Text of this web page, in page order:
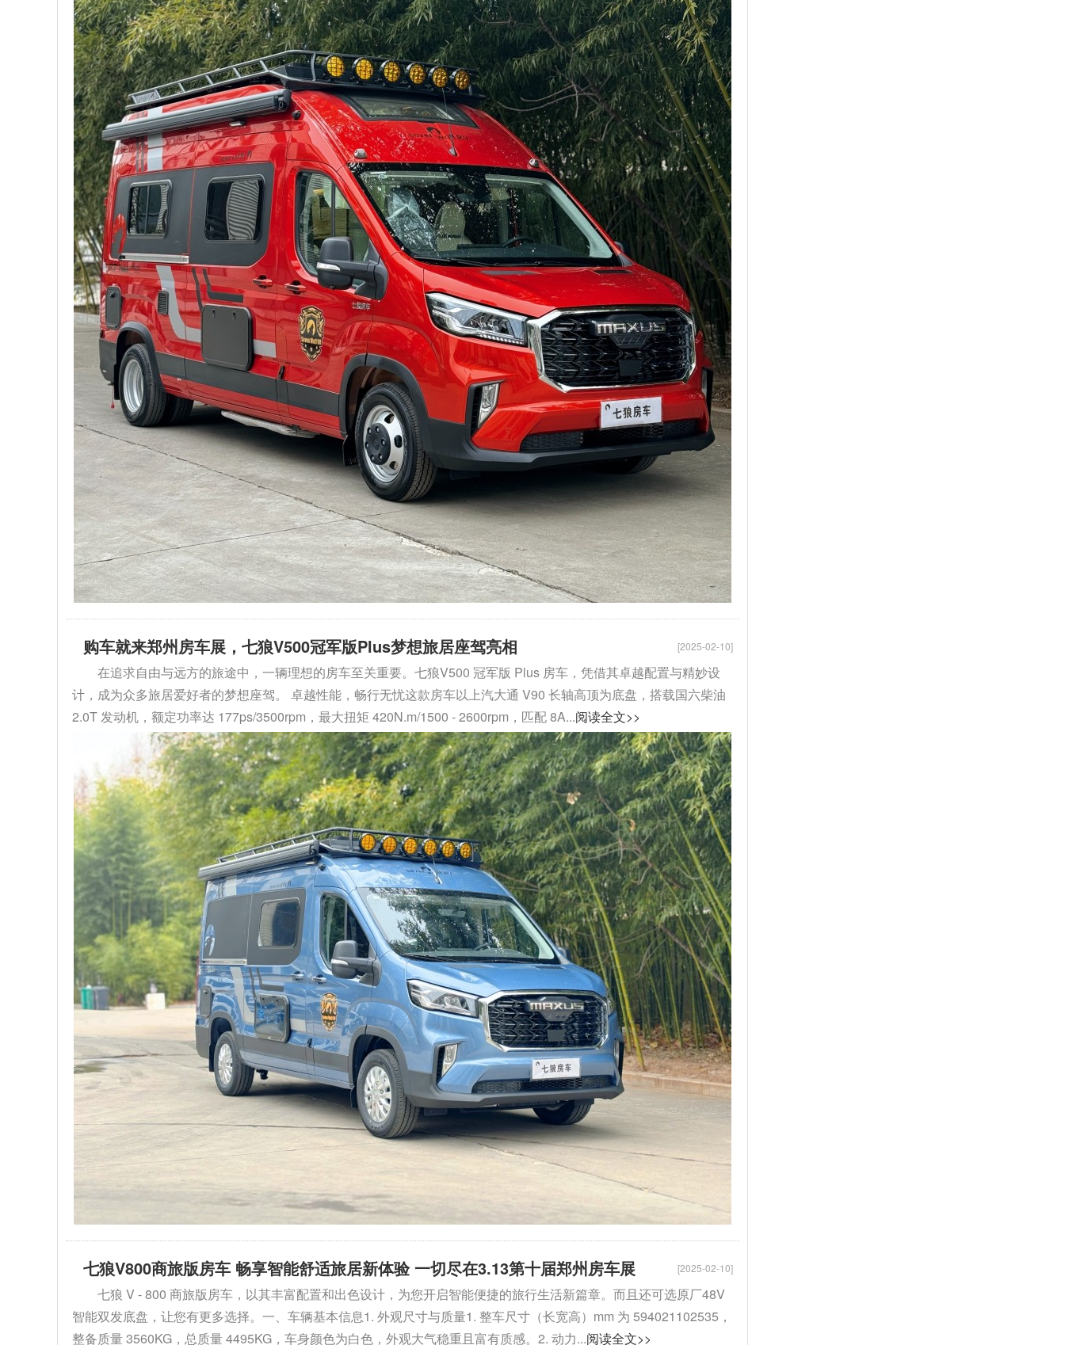
购车就来郑州房车展，七狼V500冠军版Plus梦想旅居座驾亮相 [2025-02-10]
在追求自由与远方的旅途中，一辆理想的房车至关重要。七狼V500 冠军版 Plus 房车，凭借其卓越配置与精妙设
计，成为众多旅居爱好者的梦想座驾。 卓越性能，畅行无忧这款房车以上汽大通 V90 长轴高顶为底盘，搭载国六柴油
2.0T 发动机，额定功率达 177ps/3500rpm，最大扭矩 420N.m/1500 - 2600rpm，匹配 8A...阅读全文>>
七狼V800商旅版房车 畅享智能舒适旅居新体验 一切尽在3.13第十届郑州房车展 [2025-02-10]
七狼 V - 800 商旅版房车，以其丰富配置和出色设计，为您开启智能便捷的旅行生活新篇章。而且还可选原厂48V
智能双发底盘，让您有更多选择。一、车辆基本信息1. 外观尺寸与质量1. 整车尺寸（长宽高）mm 为 594021102535，
整备质量 3560KG，总质量 4495KG，车身颜色为白色，外观大气稳重且富有质感。2. 动力...阅读全文>>